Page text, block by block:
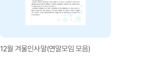
12월 겨울인사말(연말모임 모음)